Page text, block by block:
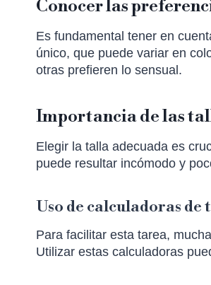
Conocer las
Es fundamental tener en
único, que puede variar en
otras prefieren lo sensual.
Importancia de las
Elegir la talla adecuada es
puede resultar incómodo y
Uso de calculadoras de
Para facilitar esta tarea,
Utilizar estas calculadoras